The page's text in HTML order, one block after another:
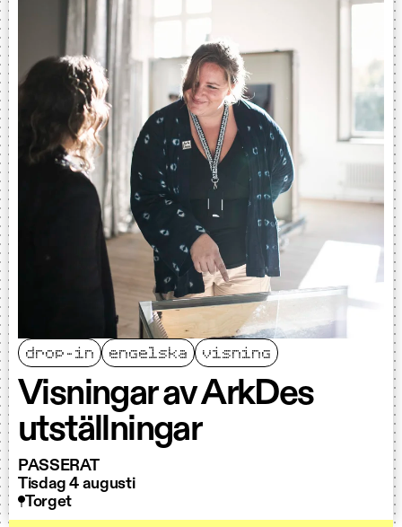
drop-in engelska visning
Visningar av ArkDes
utställningar
PASSERAT
Tisdag 4 augusti
Torget